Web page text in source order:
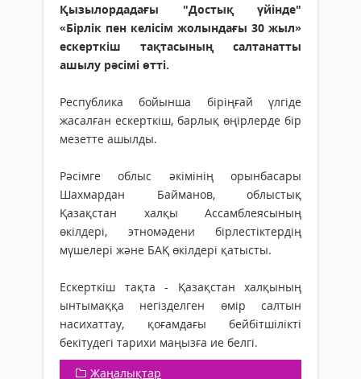
Қызылордадағы "Достық үйінде"
«Бірлік пен келісім жолындағы 30 жыл»
ескерткіш тақтасының салтанатты
ашылу рәсімі өтті.
Республика бойынша біріңғай үлгіде
жасалған ескерткіш, барлық өңірлерде бір
мезетте ашылды.
Рәсімге облыс әкімінің орынбасары
Шахмардан Байманов, облыстық
Қазақстан халқы Ассамблеясының
өкілдері, этномәдени бірлестіктердің
мүшелері және БАҚ өкілдері қатысты.
Ескерткіш тақта - Қазақстан халқының
ынтымаққа негізделген өмір салтын
насихаттау, қоғамдағы бейбітшілікті
бекітудегі тарихи маңызға ие белгі.
Жаңалықтар